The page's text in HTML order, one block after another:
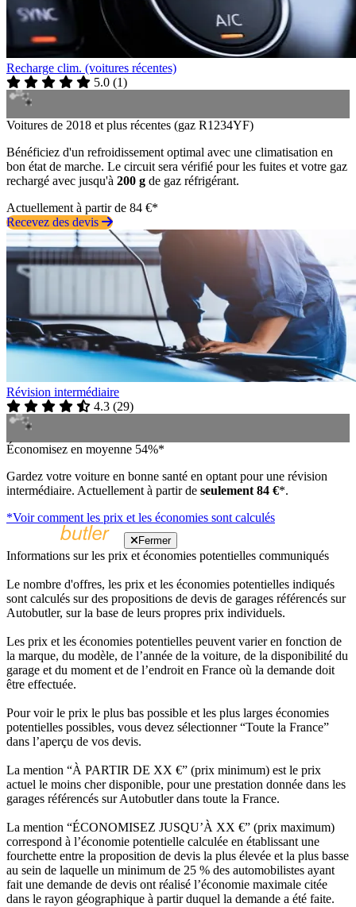
Recharge clim. (voitures récentes)
5.0 (1)
Voitures de 2018 et plus récentes (gaz R1234YF)
Bénéficiez d'un refroidissement optimal avec une climatisation en
bon état de marche. Le circuit sera vérifié pour les fuites et votre gaz
rechargé avec jusqu'à 200 g de gaz réfrigérant.
Actuellement à partir de 84 €*
Recevez des devis
Révision intermédiaire
4.3 (29)
Économisez en moyenne 54%*
Gardez votre voiture en bonne santé en optant pour une révision
intermédiaire. Actuellement à partir de seulement 84 €*.
*Voir comment les prix et les économies sont calculés
Fermer
Informations sur les prix et économies potentielles communiqués
Le nombre d'offres, les prix et les économies potentielles indiqués
sont calculés sur des propositions de devis de garages référencés sur
Autobutler, sur la base de leurs propres prix individuels.
Les prix et les économies potentielles peuvent varier en fonction de
la marque, du modèle, de l’année de la voiture, de la disponibilité du
garage et du moment et de l’endroit en France où la demande doit
être effectuée.
Pour voir le prix le plus bas possible et les plus larges économies
potentielles possibles, vous devez sélectionner “Toute la France”
dans l’aperçu de vos devis.
La mention “À PARTIR DE XX €” (prix minimum) est le prix
actuel le moins cher disponible, pour une prestation donnée dans les
garages référencés sur Autobutler dans toute la France.
La mention “ÉCONOMISEZ JUSQU’À XX €” (prix maximum)
correspond à l’économie potentielle calculée en établissant une
fourchette entre la proposition de devis la plus élevée et la plus basse
au sein de laquelle un minimum de 25 % des automobilistes ayant
fait une demande de devis ont réalisé l’économie maximale citée
dans le rayon géographique à partir duquel la demande a été faite.